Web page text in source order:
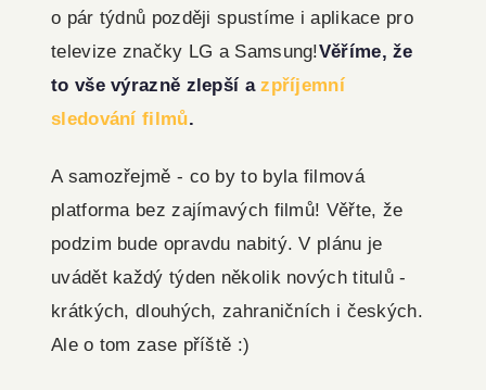
o pár týdnů později spustíme i aplikace pro
televize značky LG a Samsung!Věříme, že
to vše výrazně zlepší azpříjemní
sledování filmů.
A samozřejmě - co by to byla filmová
platforma bez zajímavých filmů! Věřte, že
podzim bude opravdu nabitý. V plánu je
uvádět každý týden několik nových titulů -
krátkých, dlouhých, zahraničních i českých.
Ale o tom zase příště :)